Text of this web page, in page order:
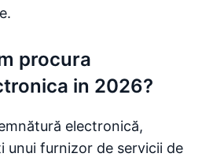
procura
in 2026?
electronică,
unui furnizor de servicii de